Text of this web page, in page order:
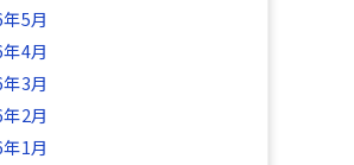
5月
4月
3月
2月
1月